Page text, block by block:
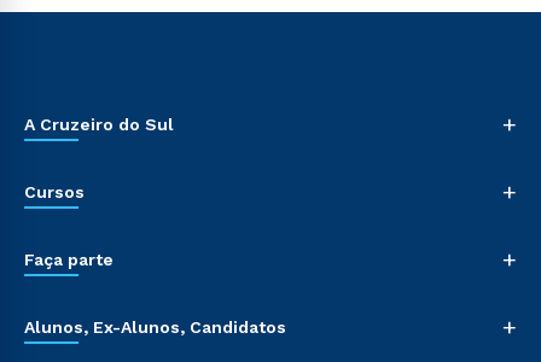
A Cruzeiro do Sul +
Cursos +
Faça parte +
Alunos, Ex-Alunos, Candidatos +